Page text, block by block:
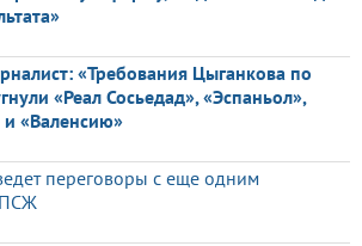
«Требования Цыганкова по
«Реал Сосьедад», «Эспаньол»,
и «Валенсию»
переговоры с еще одним